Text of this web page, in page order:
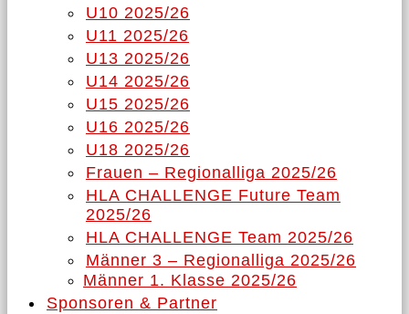
U10 2025/26
U11 2025/26
U13 2025/26
U14 2025/26
U15 2025/26
U16 2025/26
U18 2025/26
Frauen – Regionalliga 2025/26
HLA CHALLENGE Future Team
2025/26
HLA CHALLENGE Team 2025/26
Männer 3 – Regionalliga 2025/26
Männer 1. Klasse 2025/26
Sponsoren & Partner